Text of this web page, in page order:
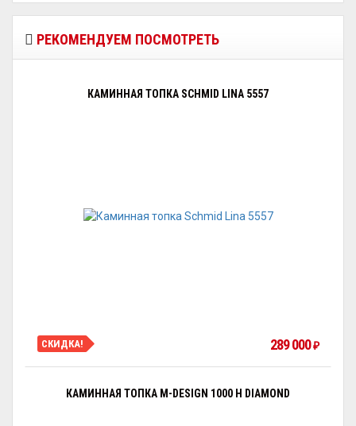
РЕКОМЕНДУЕМ ПОСМОТРЕТЬ
КАМИННАЯ ТОПКА SCHMID LINA 5557
СКИДКА! 289 000 ₽
КАМИННАЯ ТОПКА M-DESIGN 1000 H DIAMOND